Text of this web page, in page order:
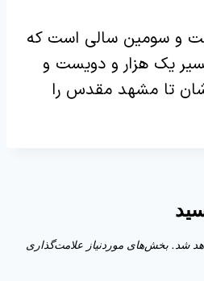
و سومین سالی است که
یک هزار و دویست و
تا مشهد مقدس را
شد. بخش‌های موردنیاز علامت‌گذاری